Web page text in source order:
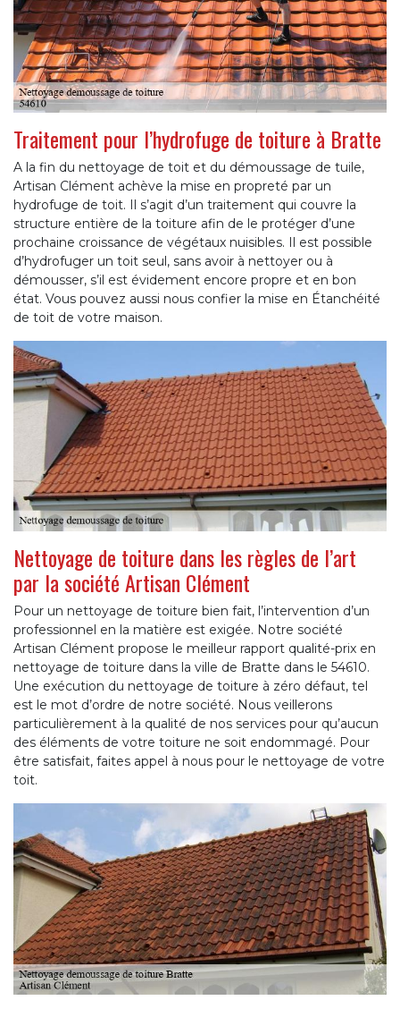
Traitement pour l’hydrofuge de toiture à Bratte
A la fin du nettoyage de toit et du démoussage de tuile,
Artisan Clément achève la mise en propreté par un
hydrofuge de toit. Il s’agit d’un traitement qui couvre la
structure entière de la toiture afin de le protéger d’une
prochaine croissance de végétaux nuisibles. Il est possible
d’hydrofuger un toit seul, sans avoir à nettoyer ou à
démousser, s’il est évidement encore propre et en bon
état. Vous pouvez aussi nous confier la mise en Étanchéité
de toit de votre maison.
Nettoyage de toiture dans les règles de l’art
par la société Artisan Clément
Pour un nettoyage de toiture bien fait, l’intervention d’un
professionnel en la matière est exigée. Notre société
Artisan Clément propose le meilleur rapport qualité-prix en
nettoyage de toiture dans la ville de Bratte dans le 54610.
Une exécution du nettoyage de toiture à zéro défaut, tel
est le mot d’ordre de notre société. Nous veillerons
particulièrement à la qualité de nos services pour qu’aucun
des éléments de votre toiture ne soit endommagé. Pour
être satisfait, faites appel à nous pour le nettoyage de votre
toit.